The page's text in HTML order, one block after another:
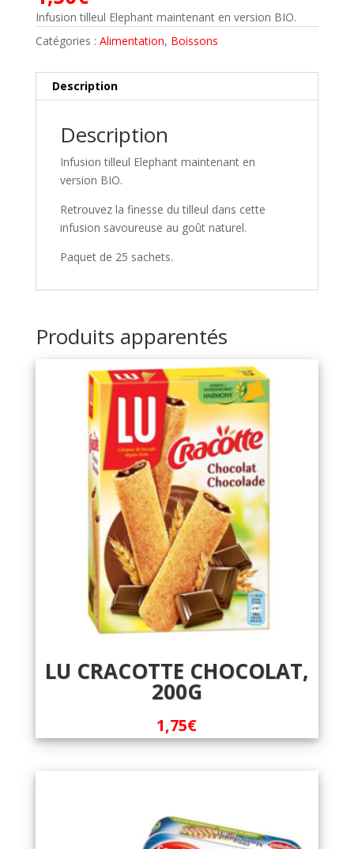
Infusion tilleul Elephant maintenant en version BIO.
Catégories : Alimentation, Boissons
Description
Description
Infusion tilleul Elephant maintenant en
version BIO.
Retrouvez la finesse du tilleul dans cette
infusion savoureuse au goût naturel.
Paquet de 25 sachets.
Produits apparentés
LU CRACOTTE CHOCOLAT,
200G
1,75€